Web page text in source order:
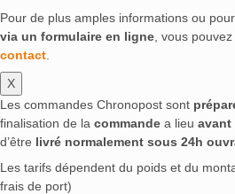
Pour de plus amples informations ou
via un formulaire en ligne , vous
contact
X
Les commandes Chronopost sont
finalisation de la commande a lieu avant
d’être livré normalement sous 24h
Les tarifs dépendent du poids et du
frais de port)